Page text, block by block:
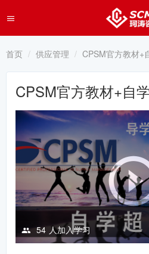
首页 供应管理 CPSM官方教材+
CPSM官方教材+自
54 人加入学习